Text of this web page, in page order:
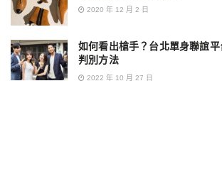
2020 年 12 月 2 日
如何看出槍手？台北單身聯誼
判別方法
2022 年 10 月 27 日